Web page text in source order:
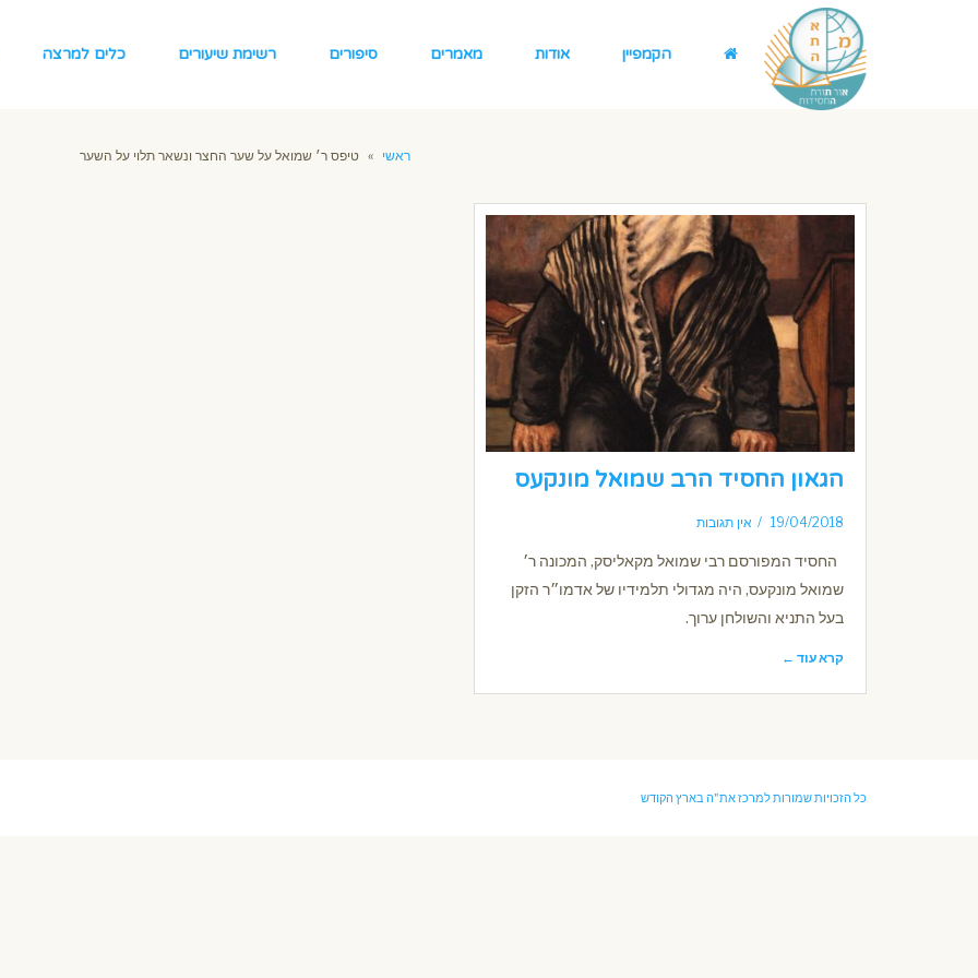
הקמפיין אודות מאמרים סיפורים רשימת שיעורים כלים למרצה
ראשי » טיפס ר׳ שמואל על שער החצר ונשאר תלוי על השער
הגאון החסיד הרב שמואל מונקעס
19/04/2018 אין תגובות
החסיד המפורסם רבי שמואל מקאליסק, המכונה ר׳
שמואל מונקעס, היה מגדולי תלמידיו של אדמו״ר הזקן
בעל התניא והשולחן ערוך.
קרא עוד ←
כל הזכויות שמורות למרכז את"ה בארץ הקודש